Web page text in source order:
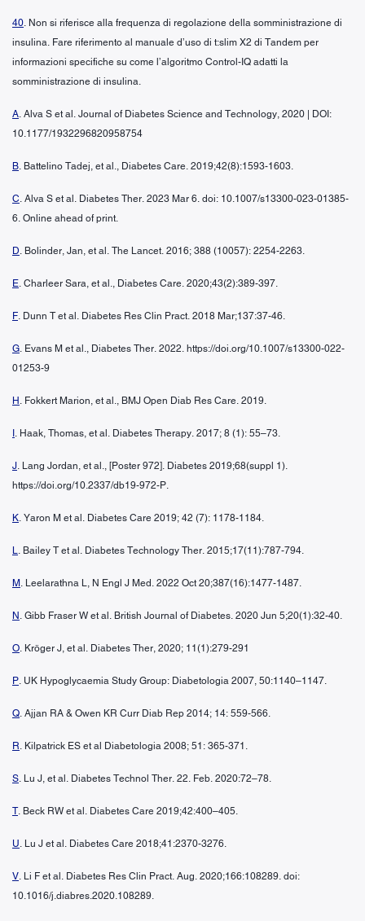
40. Non si riferisce alla frequenza di regolazione della somministrazione di
insulina. Fare riferimento al manuale d’uso di t:slim X2 di Tandem per
informazioni specifiche su come l’algoritmo Control-IQ adatti la
somministrazione di insulina.
A. Alva S et al. Journal of Diabetes Science and Technology, 2020 | DOI:
10.1177/1932296820958754
B. Battelino Tadej, et al., Diabetes Care. 2019;42(8):1593-1603.
C. Alva S et al. Diabetes Ther. 2023 Mar 6. doi: 10.1007/s13300-023-01385-
6. Online ahead of print.
D. Bolinder, Jan, et al. The Lancet. 2016; 388 (10057): 2254-2263.
E. Charleer Sara, et al., Diabetes Care. 2020;43(2):389-397.
F. Dunn T et al. Diabetes Res Clin Pract. 2018 Mar;137:37-46.
G. Evans M et al., Diabetes Ther. 2022. https://doi.org/10.1007/s13300-022-
01253-9
H . Fokkert Marion, et al., BMJ Open Diab Res Care. 2019.
. Haak, Thomas, et al. Diabetes Therapy. 2017; 8 (1): 55–73.
J. Lang Jordan, et al., [Poster 972]. Diabetes 2019;68(suppl 1).
https://doi.org/10.2337/db19-972-P.
K. Yaron M et al. Diabetes Care 2019; 42 (7): 1178-1184.
L. Bailey T et al. Diabetes Technology Ther. 2015;17(11):787-794.
M . Leelarathna L, N Engl J Med. 2022 Oct 20;387(16):1477-1487.
N . Gibb Fraser W et al. British Journal of Diabetes. 2020 Jun 5;20(1):32-40.
O. Kröger J, et al. Diabetes Ther, 2020; 11(1):279-291
P. UK Hypoglycaemia Study Group: Diabetologia 2007, 50:1140–1147.
Q. Ajjan RA & Owen KR Curr Diab Rep 2014; 14: 559-566.
R. Kilpatrick ES et al Diabetologia 2008; 51: 365-371.
S. Lu J, et al. Diabetes Technol Ther. 22. Feb. 2020:72–78.
T. Beck RW et al. Diabetes Care 2019;42:400–405.
U. Lu J et al. Diabetes Care 2018;41:2370-3276.
V. Li F et al. Diabetes Res Clin Pract. Aug. 2020;166:108289. doi:
10.1016/j.diabres.2020.108289.